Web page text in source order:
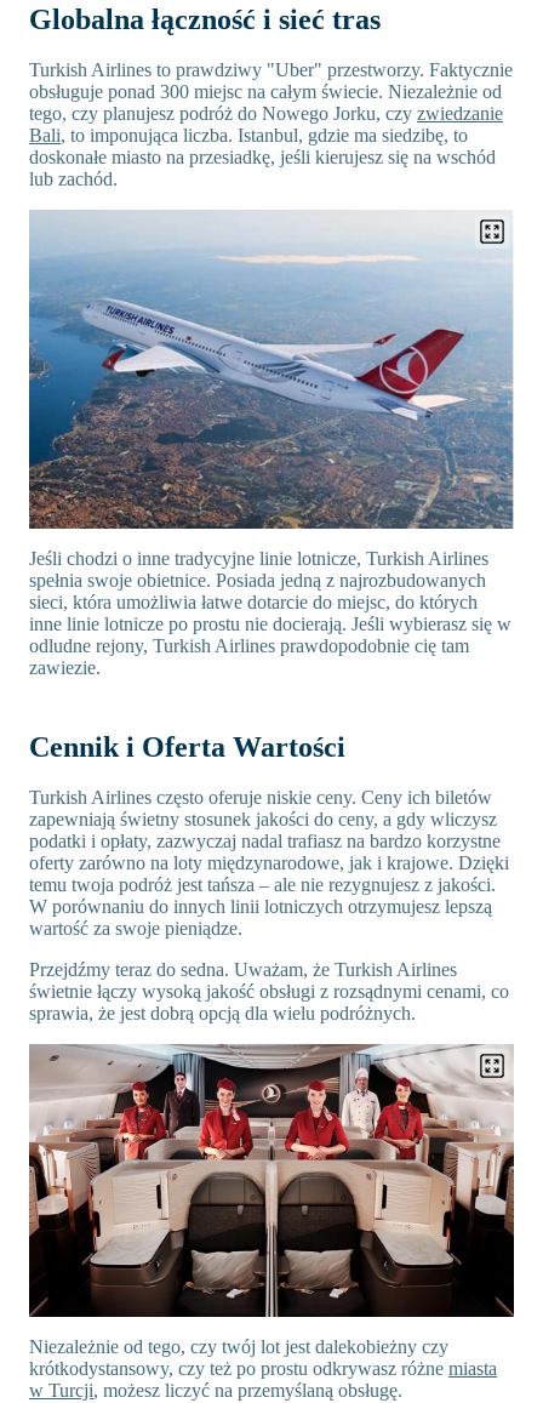
Globalna łączność i sieć tras
Turkish Airlines to prawdziwy "Uber" przestworzy. Faktycznie
obsługuje ponad 300 miejsc na całym świecie. Niezależnie od
tego, czy planujesz podróż do Nowego Jorku, czy zwiedzanie
Bali, to imponująca liczba. Istanbul, gdzie ma siedzibę, to
doskonałe miasto na przesiadkę, jeśli kierujesz się na wschód
lub zachód.
Jeśli chodzi o inne tradycyjne linie lotnicze, Turkish Airlines
spełnia swoje obietnice. Posiada jedną z najrozbudowanych
sieci, która umożliwia łatwe dotarcie do miejsc, do których
inne linie lotnicze po prostu nie docierają. Jeśli wybierasz się w
odludne rejony, Turkish Airlines prawdopodobnie cię tam
zawiezie.
Cennik i Oferta Wartości
Turkish Airlines często oferuje niskie ceny. Ceny ich biletów
zapewniają świetny stosunek jakości do ceny, a gdy wliczysz
podatki i opłaty, zazwyczaj nadal trafiasz na bardzo korzystne
oferty zarówno na loty międzynarodowe, jak i krajowe. Dzięki
temu twoja podróż jest tańsza – ale nie rezygnujesz z jakości.
W porównaniu do innych linii lotniczych otrzymujesz lepszą
wartość za swoje pieniądze.
Przejdźmy teraz do sedna. Uważam, że Turkish Airlines
świetnie łączy wysoką jakość obsługi z rozsądnymi cenami, co
sprawia, że jest dobrą opcją dla wielu podróżnych.
Niezależnie od tego, czy twój lot jest dalekobieżny czy
krótkodystansowy, czy też po prostu odkrywasz różne miasta
w Turcji, możesz liczyć na przemyślaną obsługę.